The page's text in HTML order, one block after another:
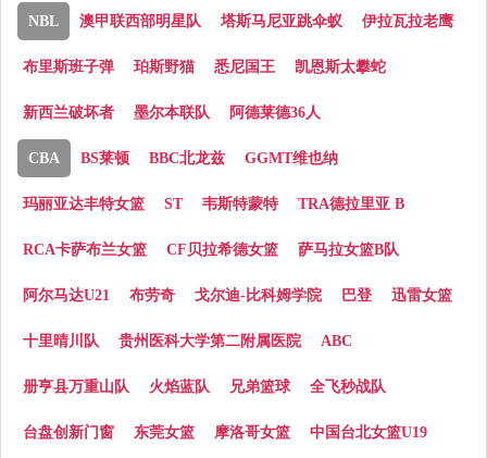
NBL 澳甲联西部明星队 塔斯马尼亚跳伞蚁 伊拉瓦拉老鹰
布里斯班子弹 珀斯野猫 悉尼国王 凯恩斯太攀蛇
新西兰破坏者 墨尔本联队 阿德莱德36人
CBA BS莱顿 BBC北龙兹 GGMT维也纳
玛丽亚达丰特女篮 ST 韦斯特蒙特 TRA德拉里亚 B
RCA卡萨布兰女篮 CF贝拉希德女篮 萨马拉女篮B队
阿尔马达U21 布劳奇 戈尔迪-比科姆学院 巴登 迅雷女篮
十里晴川队 贵州医科大学第二附属医院 ABC
册亨县万重山队 火焰蓝队 兄弟篮球 全飞秒战队
台盘创新门窗 东莞女篮 摩洛哥女篮 中国台北女篮U19